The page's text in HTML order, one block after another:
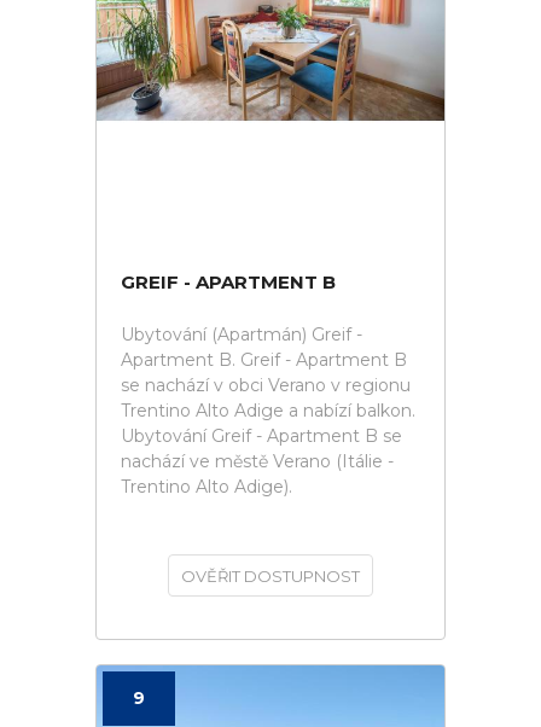
GREIF - APARTMENT B
Ubytování (Apartmán) Greif -
Apartment B. Greif - Apartment B
se nachází v obci Verano v regionu
Trentino Alto Adige a nabízí balkon.
Ubytování Greif - Apartment B se
nachází ve městě Verano (Itálie -
Trentino Alto Adige).
OVĚŘIT DOSTUPNOST
9